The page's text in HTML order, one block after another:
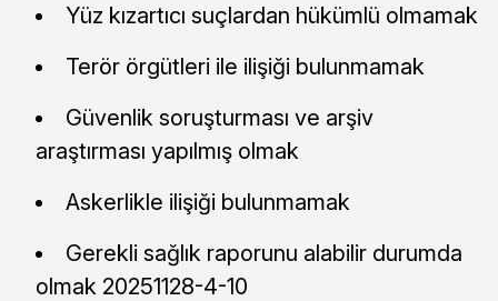
Yüz kızartıcı suçlardan hükümlü olmamak
Terör örgütleri ile ilişiği bulunmamak
Güvenlik soruşturması ve arşiv
araştırması yapılmış olmak
Askerlikle ilişiği bulunmamak
Gerekli sağlık raporunu alabilir durumda
olmak 20251128-4-10